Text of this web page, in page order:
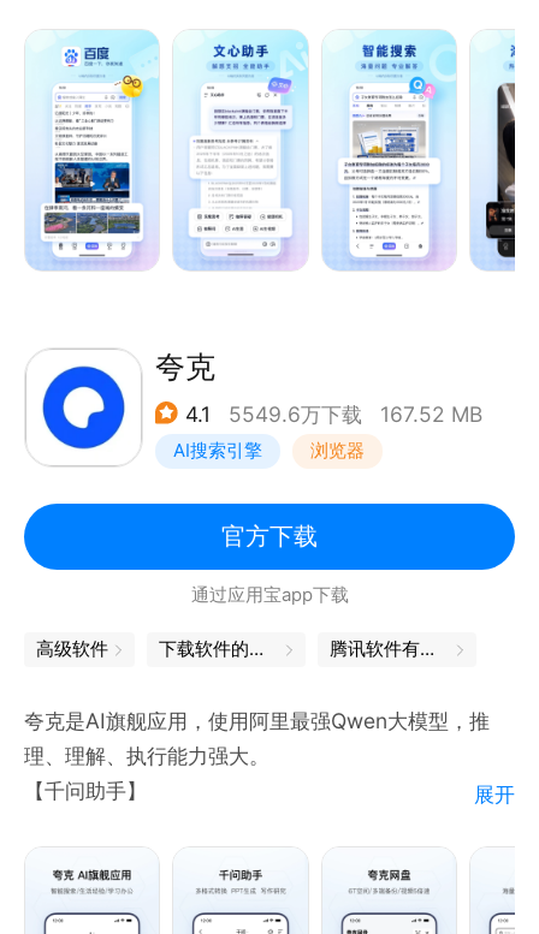
型，多模态搜索，所见即所得，更深度、精准理解你的
搜索意图，快速识别图片内容，直达你想要的结果。
【热门资讯】 精选新闻资讯、视频、漫画等优质内
容，热门评论置顶显示，查看、互动更方便。
【文心助手】AI全能助手，即时解决你的所有问题。深
入研究、深度搜索，为你解决复杂问题；AI拍题，一键
解惑学习难题；AI生图、AI生成视频、AI写作，精彩内
【短视频】 首页底部快速进入视频频道，海量明星娱
乐、搞笑段子、经典剧集视频，还能拍小视频记录身边
新鲜事，简单操作能拍又能看。
【语音识别】 加入更懂中文的语音识别技术，新增方
令，即使在嘈杂环境中也能清晰识别，沟通无障碍。
【小说/短剧】 海量正版小说、短剧随心看，小说支持
书架列表、阅读进度可多台设备自动云同步。短剧涵盖
都市
夸克
4.1 5549.6万下载 167.52 MB
AI搜索引擎 浏览器
官方下载
通过应用宝app下载
高级软件 下载软件的软件 腾讯软件有哪些
夸克是AI旗舰应用，使用阿里最强Qwen大模型，推
理、理解、执行能力强大。
【千问助手】
效的高质量解答。
先进模型：多模型可选，既适合日常问答写作，也适合
展开